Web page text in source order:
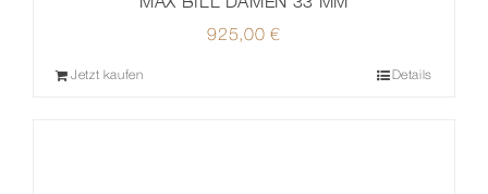
925,00 €
Jetzt kaufen Details